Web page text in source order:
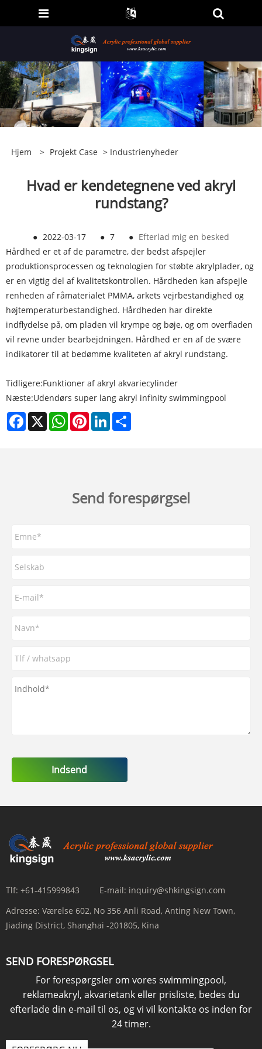
Hjem > Projekt Case > Industrienyheder
Hvad er kendetegnene ved akryl
rundstang?
● 2022-03-17 ● 7 ● Efterlad mig en besked
Hårdhed er et af de parametre, der bedst afspejler
produktionsprocessen og teknologien for støbte akrylplader, og
er en vigtig del af kvalitetskontrollen. Hårdheden kan afspejle
renheden af ​​råmaterialet PMMA, arkets vejrbestandighed og
højtemperaturbestandighed. Hårdheden har direkte
indflydelse på, om pladen vil krympe og bøje, og om overfladen
vil revne under bearbejdningen. Hårdhed er en af ​​de svære
indikatorer til at bedømme kvaliteten af ​​akryl rundstang.
Tidligere:Funktioner af akryl akvariecylinder
Næste:Udendørs super lang akryl infinity swimmingpool
Facebook
X WhatsAppPinterestLinkedIn
Send forespørgsel
Indsend
Tlf: +61-415999843 E-mail: inquiry@shkingsign.com
Adresse: Værelse 602, No 356 Anli Road, Anting New Town,
Jiading District, Shanghai -201805, Kina
SEND FORESPØRGSEL
For forespørgsler om vores swimmingpool,
reklameakryl, akvarietank eller prisliste, bedes du
efterlade din e-mail til os, og vi vil kontakte os inden for
24 timer.